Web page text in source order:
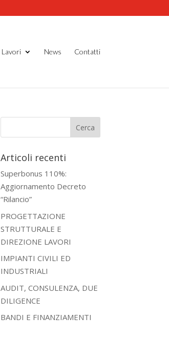
Lavori News Contatti
Articoli recenti
Superbonus 110%:
Aggiornamento Decreto
“Rilancio”
PROGETTAZIONE
STRUTTURALE E
DIREZIONE LAVORI
IMPIANTI CIVILI ED
INDUSTRIALI
AUDIT, CONSULENZA, DUE
DILIGENCE
BANDI E FINANZIAMENTI